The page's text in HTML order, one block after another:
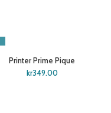
Printer Prime Pique
kr349.00